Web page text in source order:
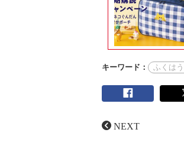
キーワード： ふくは
NEXT